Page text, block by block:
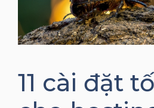
11 cài đặt